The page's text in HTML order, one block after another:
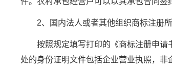
2、国内法人或者其他组织商标注册
按照规定填写打印的《商标注册申请
处的身份证明文件包括企业营业执照，